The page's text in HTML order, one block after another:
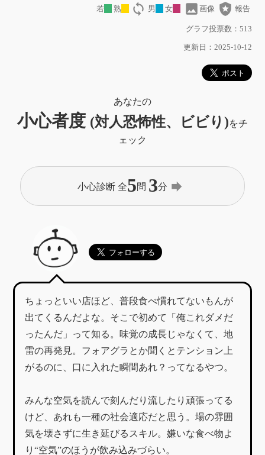
若 熟 loop 男 女 image 画像 local_police 報告
グラフ投票数：513
更新日：2025-10-12
あなたの
小心者度 (対人恐怖性、ビビり)をチ
ェック
小心診断 全5問 3分 forward
ちょっといい店ほど、普段食べ慣れてないもんが
出てくるんだよな。そこで初めて「俺これダメだ
ったんだ」って知る。味覚の成長じゃなくて、地
雷の再発見。フォアグラとか聞くとテンション上
がるのに、口に入れた瞬間あれ？ってなるやつ。
みんな空気を読んで刻んだり流したり頑張ってる
けど、あれも一種の社会適応だと思う。場の雰囲
気を壊さずに生き延びるスキル。嫌いな食べ物よ
り“空気”のほうが飲み込みづらい。